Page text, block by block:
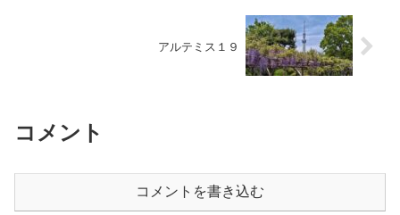
アルテミス１９
コメント
コメントを書き込む